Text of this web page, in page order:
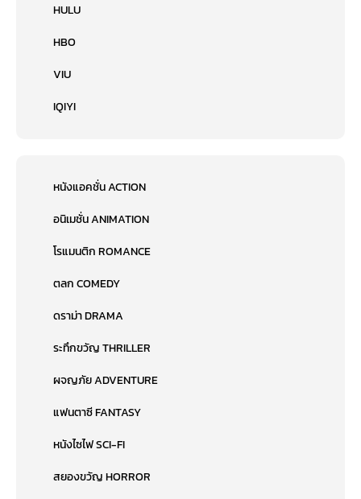
HULU
HBO
VIU
IQIYI
หนังแอคชั่น ACTION
อนิเมชั่น ANIMATION
โรแมนติก ROMANCE
ตลก COMEDY
ดราม่า DRAMA
ระทึกขวัญ THRILLER
ผจญภัย ADVENTURE
แฟนตาซี FANTASY
หนังไซไฟ SCI-FI
สยองขวัญ HORROR